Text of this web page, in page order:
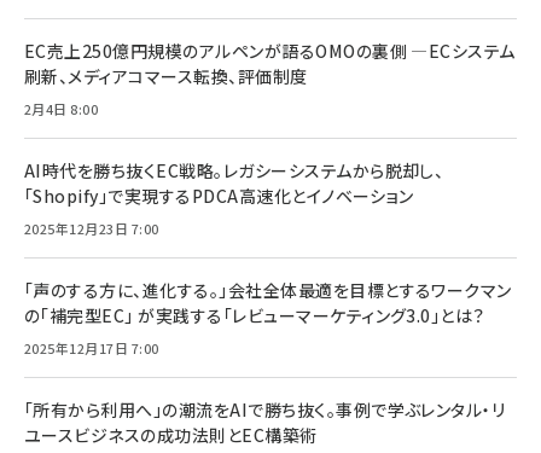
EC売上250億円規模のアルペンが語るOMOの裏側 ―ECシステム
刷新、メディアコマース転換、評価制度
2月4日 8:00
AI時代を勝ち抜くEC戦略。レガシーシステムから脱却し、
「Shopify」で実現するPDCA高速化とイノベーション
2025年12月23日 7:00
「声のする方に、進化する。」会社全体最適を目標とするワークマン
の「補完型EC」 が実践する「レビューマーケティング3.0」とは？
2025年12月17日 7:00
「所有から利用へ」の潮流をAIで勝ち抜く。事例で学ぶレンタル・リ
ユースビジネスの成功法則とEC構築術